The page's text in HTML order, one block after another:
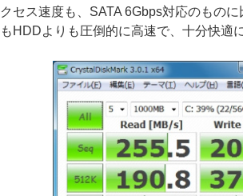
クセス速度も、SATA 6Gbps対応のもの
もHDDよりも圧倒的に高速で、十分快適